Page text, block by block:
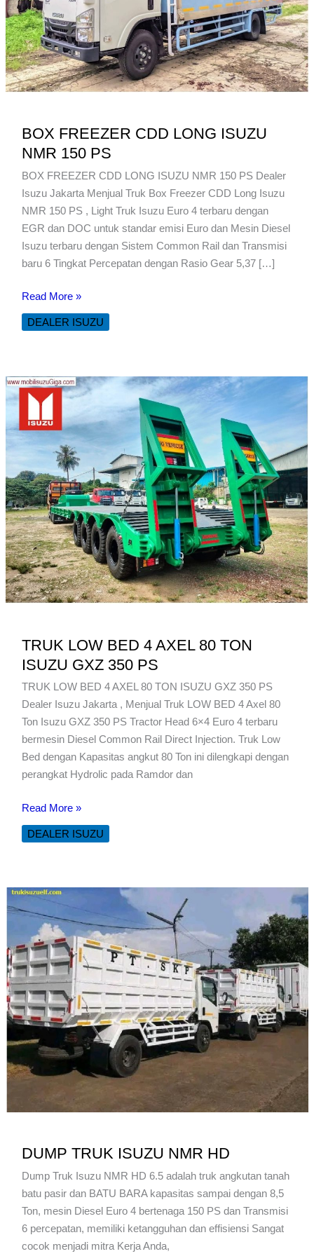
BOX FREEZER CDD LONG ISUZU
NMR 150 PS
BOX FREEZER CDD LONG ISUZU NMR 150 PS Dealer
Isuzu Jakarta Menjual Truk Box Freezer CDD Long Isuzu
NMR 150 PS , Light Truk Isuzu Euro 4 terbaru dengan
EGR dan DOC untuk standar emisi Euro dan Mesin Diesel
Isuzu terbaru dengan Sistem Common Rail dan Transmisi
baru 6 Tingkat Percepatan dengan Rasio Gear 5,37 […]
BOX
FREEZER
CDD
NMR
150
PS
Read More »
DEALER ISUZU
TRUK LOW BED 4 AXEL 80 TON
ISUZU GXZ 350 PS
TRUK LOW BED 4 AXEL 80 TON ISUZU GXZ 350 PS
Dealer Isuzu Jakarta , Menjual Truk LOW BED 4 Axel 80
Ton Isuzu GXZ 350 PS Tractor Head 6×4 Euro 4 terbaru
bermesin Diesel Common Rail Direct Injection. Truk Low
Bed dengan Kapasitas angkut 80 Ton ini dilengkapi dengan
perangkat Hydrolic pada Ramdor dan
TRUK
LOW
BED
80
TON
ISUZU
GXZ
350
PS
Read More »
DEALER ISUZU
DUMP TRUK ISUZU NMR HD
Dump Truk Isuzu NMR HD 6.5 adalah truk angkutan tanah
batu pasir dan BATU BARA kapasitas sampai dengan 8,5
Ton, mesin Diesel Euro 4 bertenaga 150 PS dan Transmisi
6 percepatan, memiliki ketangguhan dan effisiensi Sangat
cocok menjadi mitra Kerja Anda,